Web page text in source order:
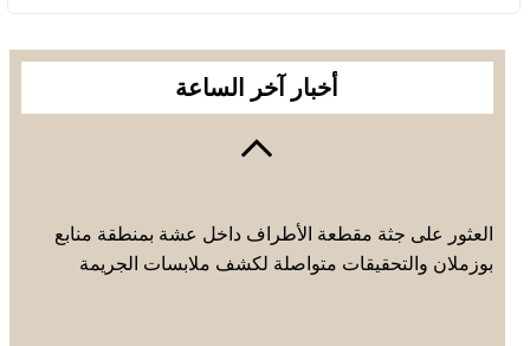
أخبار آخر الساعة
العثور على جثة مقطعة الأطراف داخل عشة بمنطقة منابع
بوزملان والتحقيقات متواصلة لكشف ملابسات الجريمة